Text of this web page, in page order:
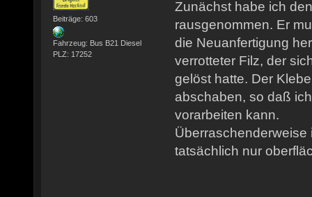
Beiträge: 603
Fahrzeug: Bus B21 Diesel
PLZ: 17252
Zunächst habe ich
rausgenommen. Er
die Neuanfertigung
verrotteter Filz, der
gelöst hatte. Der
abschaben, so daß
vorarbeiten kann.
Überraschenderweise
tatsächlich nur